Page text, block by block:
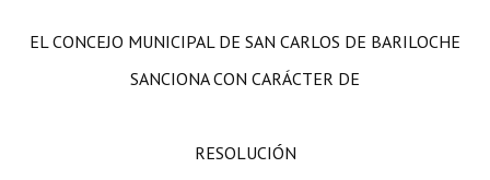
EL CONCEJO MUNICIPAL DE SAN CARLOS DE BARILOCHE
SANCIONA CON CARÁCTER DE
RESOLUCIÓN